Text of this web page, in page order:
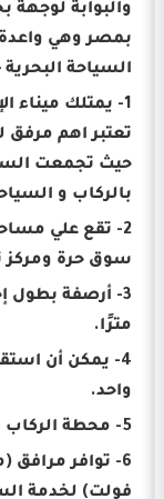
والبوابة لوجهة
بمصر وهي
السياحة البحرية
1- يمتلك ميناء
تعتبر اهم مرفق
حيث تجمعت
بالركاب و
سوق حرة ومركز
مترًا.
واحد.
5- محطة الركاب تستوعب 5000 سائح في ذات الوقت.
فولت) لخدمة